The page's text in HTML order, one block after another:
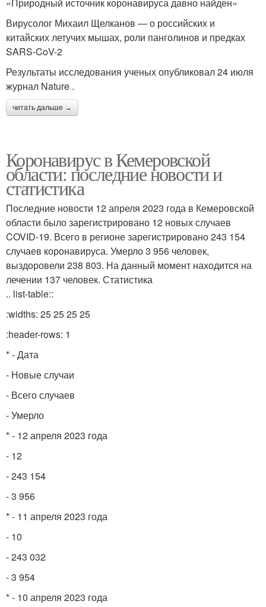
Вирусолог Михаил Щелканов — о российских и
китайских летучих мышах, роли панголинов и предках
SARS-CoV-2
Результаты исследования ученых опубликовал 24 июля
журнал Nature .
читать дальше →
Коронавирус в Кемеровской
области: последние новости и
статистика
Последние новости 12 апреля 2023 года в Кемеровской
области было зарегистрировано 12 новых случаев
COVID-19. Всего в регионе зарегистрировано 243 154
случаев коронавируса. Умерло 3 956 человек,
выздоровели 238 803. На данный момент находится на
лечении 137 человек. Статистика
.. list-table::
:widths: 25 25 25 25
:header-rows: 1
* - Дата
- Новые случаи
- Всего случаев
- Умерло
* - 12 апреля 2023 года
- 12
- 243 154
- 3 956
* - 11 апреля 2023 года
- 10
- 243 032
- 3 954
* - 10 апреля 2023 года